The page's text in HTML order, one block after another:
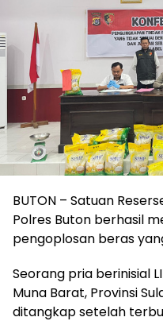
BUTON – Satuan
Polres Buton berhasil
pengoplosan beras
Seorang pria berinisial
Muna Barat, Provinsi
ditangkap setelah